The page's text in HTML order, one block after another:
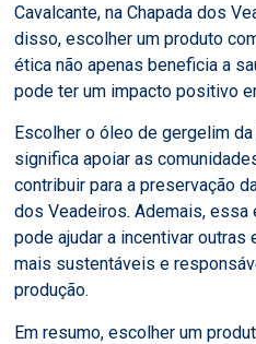
Cavalcante, na Chapada dos
disso, escolher um produto
ética não apenas beneficia a
pode ter um impacto positivo
Escolher o óleo de gergelim
significa apoiar as
contribuir para a preservação
dos Veadeiros. Ademais,
pode ajudar a incentivar
mais sustentáveis e
produção.
Em resumo, escolher um